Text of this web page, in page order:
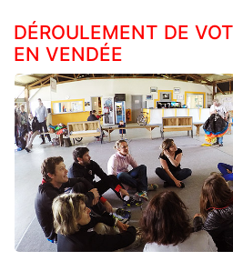
DÉROULEMENT DE
EN VENDÉE